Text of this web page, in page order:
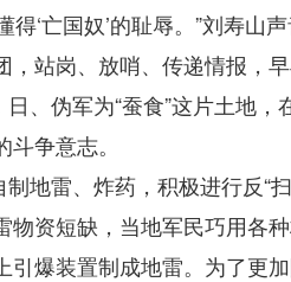
‘亡国奴’的耻辱。”刘寿山
站岗、放哨、传递情报，早
、伪军为“蚕食”这片土地，
争意志。
地雷、炸药，积极进行反“
资短缺，当地军民巧用各
爆装置制成地雷。为了更